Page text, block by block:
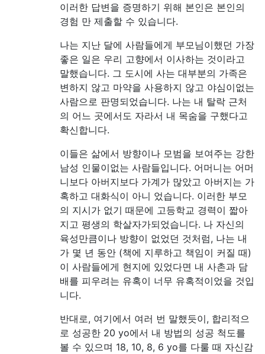
이러한 답변을 증명하기 위해 본인은 본인의
경험 만 제출할 수 있습니다.
나는 지난 달에 사람들에게 부모님이했던 가장
좋은 일은 우리 고향에서 이사하는 것이라고
말했습니다. 그 도시에 사는 대부분의 가족은
변하지 않고 마약을 사용하지 않고 야심이없는
사람으로 판명되었습니다. 나는 내 탈락 근처
의 어느 곳에서도 자라서 내 목숨을 구했다고
확신합니다.
이들은 삶에서 방향이나 모범을 보여주는 강한
남성 인물이없는 사람들입니다. 어머니는 어머
니보다 아버지보다 가계가 많았고 아버지는 가
혹하고 대화식이 아니 었습니다. 이러한 부모
의 지시가 없기 때문에 고등학교 경력이 짧아
지고 평생의 학살자가되었습니다. 나 자신의
육성만큼이나 방향이 없었던 것처럼, 나는 내
가 몇 년 동안 (책에 지루하고 책임이 커질 때)
이 사람들에게 현지에 있었다면 내 사촌과 담
배를 피우려는 유혹이 너무 유혹적이었을 것입
니다.
반대로, 여기에서 여러 번 말했듯이, 합리적으
로 성공한 20 yo에서 내 방법의 성공 척도를
볼 수 있으며 18, 10, 8, 6 yo를 다룰 때 자신감